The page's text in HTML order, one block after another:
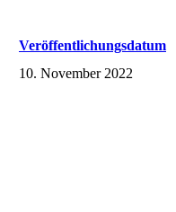
Veröffentlichungsdatum
10. November 2022